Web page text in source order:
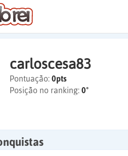
carloscesa83
Pontuação: 0pts
Posição no ranking: 0º